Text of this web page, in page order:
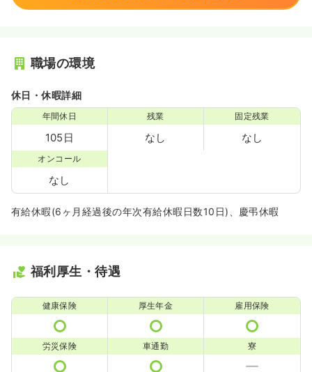
職場の環境
休日・休暇詳細
年間休日
105日
残業
なし
固定残業
なし
オンコール
なし
有給休暇(6ヶ月経過後の年次有給休暇日数10日)、慶弔休暇
福利厚生・待遇
健康保険 厚生年金 雇用保険
労災保険 車通勤 寮